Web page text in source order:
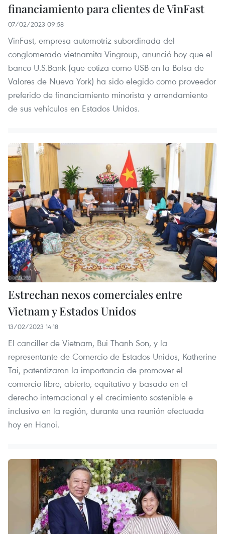
financiamiento para clientes de VinFast
07/02/2023 09:58
VinFast, empresa automotriz subordinada del
conglomerado vietnamita Vingroup, anunció hoy que el
banco U.S.Bank (que cotiza como USB en la Bolsa de
Valores de Nueva York) ha sido elegido como proveedor
preferido de financiamiento minorista y arrendamiento
de sus vehículos en Estados Unidos.
Estrechan nexos comerciales entre
Vietnam y Estados Unidos
13/02/2023 14:18
El canciller de Vietnam, Bui Thanh Son, y la
representante de Comercio de Estados Unidos, Katherine
Tai, patentizaron la importancia de promover el
comercio libre, abierto, equitativo y basado en el
derecho internacional y el crecimiento sostenible e
inclusivo en la región, durante una reunión efectuada
hoy en Hanoi.